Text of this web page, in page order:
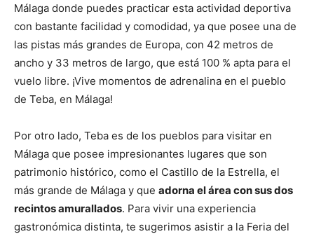
Málaga donde puedes practicar esta actividad deportiva
con bastante facilidad y comodidad, ya que posee una de
las pistas más grandes de Europa, con 42 metros de
ancho y 33 metros de largo, que está 100 % apta para el
vuelo libre. ¡Vive momentos de adrenalina en el pueblo
de Teba, en Málaga!
Por otro lado, Teba es de los pueblos para visitar en
Málaga que posee impresionantes lugares que son
patrimonio histórico, como el Castillo de la Estrella, el
más grande de Málaga y que adorna el área con sus dos
recintos amurallados. Para vivir una experiencia
gastronómica distinta, te sugerimos asistir a la Feria del